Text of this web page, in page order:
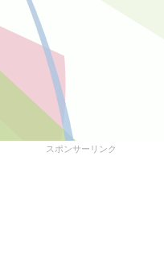
スポンサーリンク